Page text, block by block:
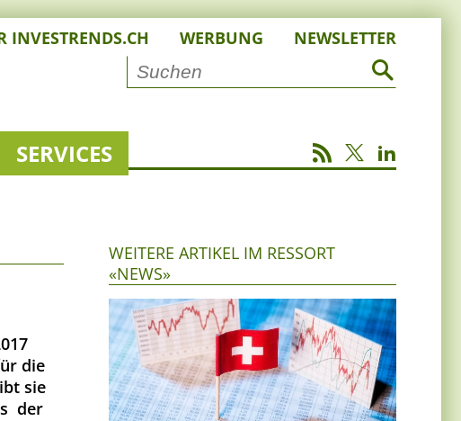
INVESTRENDS.CH WERBUNG NEWSLETTER
SERVICES
die
sie
 der
WEITERE ARTIKEL IM RESSORT
«NEWS»